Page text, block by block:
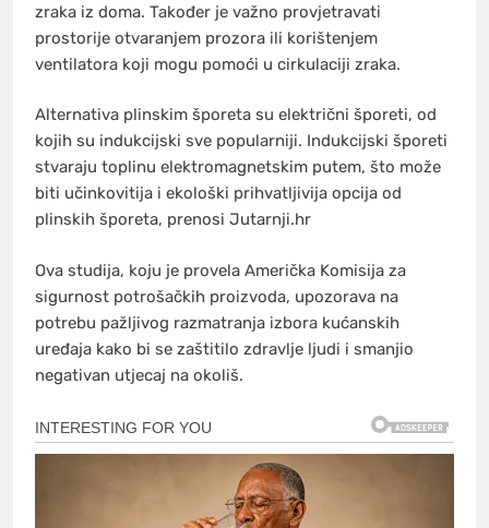
zraka iz doma. Također je važno provjetravati
prostorije otvaranjem prozora ili korištenjem
ventilatora koji mogu pomoći u cirkulaciji zraka.
Alternativa plinskim šporeta su električni šporeti, od
kojih su indukcijski sve popularniji. Indukcijski šporeti
stvaraju toplinu elektromagnetskim putem, što može
biti učinkovitija i ekološki prihvatljivija opcija od
plinskih šporeta, prenosi Jutarnji.hr
Ova studija, koju je provela Američka Komisija za
sigurnost potrošačkih proizvoda, upozorava na
potrebu pažljivog razmatranja izbora kućanskih
uređaja kako bi se zaštitilo zdravlje ljudi i smanjio
negativan utjecaj na okoliš.